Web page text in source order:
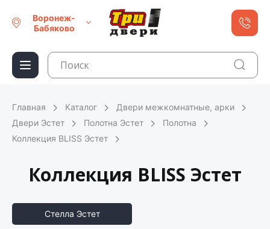
Воронеж-
Бабяково
Главная Каталог
Двери межкомнатные, арки
Двери Эстет
Полотна Эстет
Полотна
Коллекция BLISS Эстет
Коллекция BLISS Эстет
Стелла Эстет